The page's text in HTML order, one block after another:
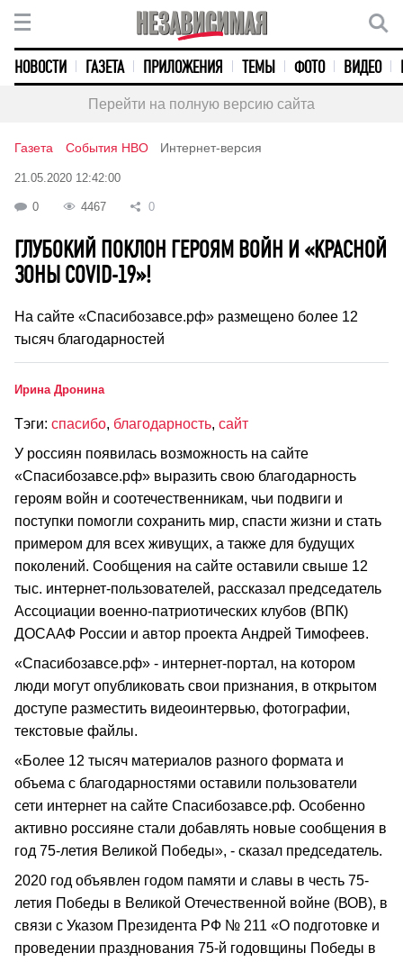
НОВОСТИ ГАЗЕТА ПРИЛОЖЕНИЯ ТЕМЫ ФОТО ВИДЕО
Перейти на полную версию сайта
Газета События НВО Интернет-версия
21.05.2020 12:42:00
0 4467 0
ГЛУБОКИЙ ПОКЛОН ГЕРОЯМ ВОЙН И «КРАСНОЙ
ЗОНЫ COVID-19»!
На сайте «Спасибозавсе.рф» размещено более 12
тысяч благодарностей
Ирина Дронина
Тэги: спасибо, благодарность, сайт
У россиян появилась возможность на сайте
«Спасибозавсе.рф» выразить свою благодарность
героям войн и соотечественникам, чьи подвиги и
поступки помогли сохранить мир, спасти жизни и стать
примером для всех живущих, а также для будущих
поколений. Сообщения на сайте оставили свыше 12
тыс. интернет-пользователей, рассказал председатель
Ассоциации военно-патриотических клубов (ВПК)
ДОСААФ России и автор проекта Андрей Тимофеев.
«Спасибозавсе.рф» - интернет-портал, на котором
люди могут опубликовать свои признания, в открытом
доступе разместить видеоинтервью, фотографии,
текстовые файлы.
«Более 12 тысяч материалов разного формата и
объема с благодарностями оставили пользователи
сети интернет на сайте Спасибозавсе.рф. Особенно
активно россияне стали добавлять новые сообщения в
год 75-летия Великой Победы», - сказал председатель.
2020 год объявлен годом памяти и славы в честь 75-
летия Победы в Великой Отечественной войне (ВОВ), в
связи с Указом Президента РФ № 211 «О подготовке и
проведении празднования 75-й годовщины Победы в